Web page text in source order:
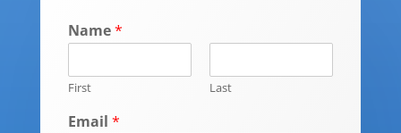
Name*
First Last
Email *